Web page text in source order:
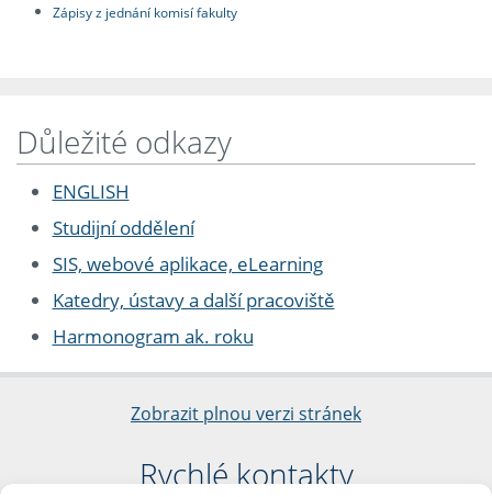
Zápisy z jednání komisí fakulty
Důležité odkazy
ENGLISH
Studijní oddělení
SIS, webové aplikace, eLearning
Katedry, ústavy a další pracoviště
Harmonogram ak. roku
Zobrazit plnou verzi stránek
Rychlé kontakty